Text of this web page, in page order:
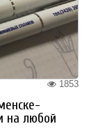
1853
на любой